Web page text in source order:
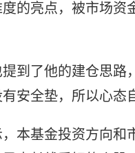
的亮点，被市场资
到了他的建仓思路
安全垫，所以心态
本基金投资方向